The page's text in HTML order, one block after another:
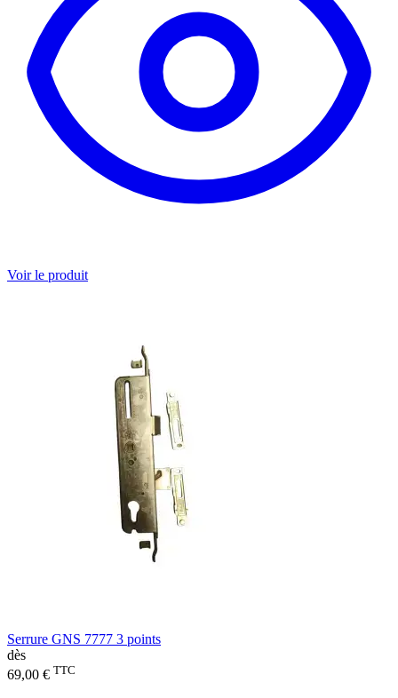
Voir le produit
Serrure GNS 7777 3 points
dès
69,00 € TTC